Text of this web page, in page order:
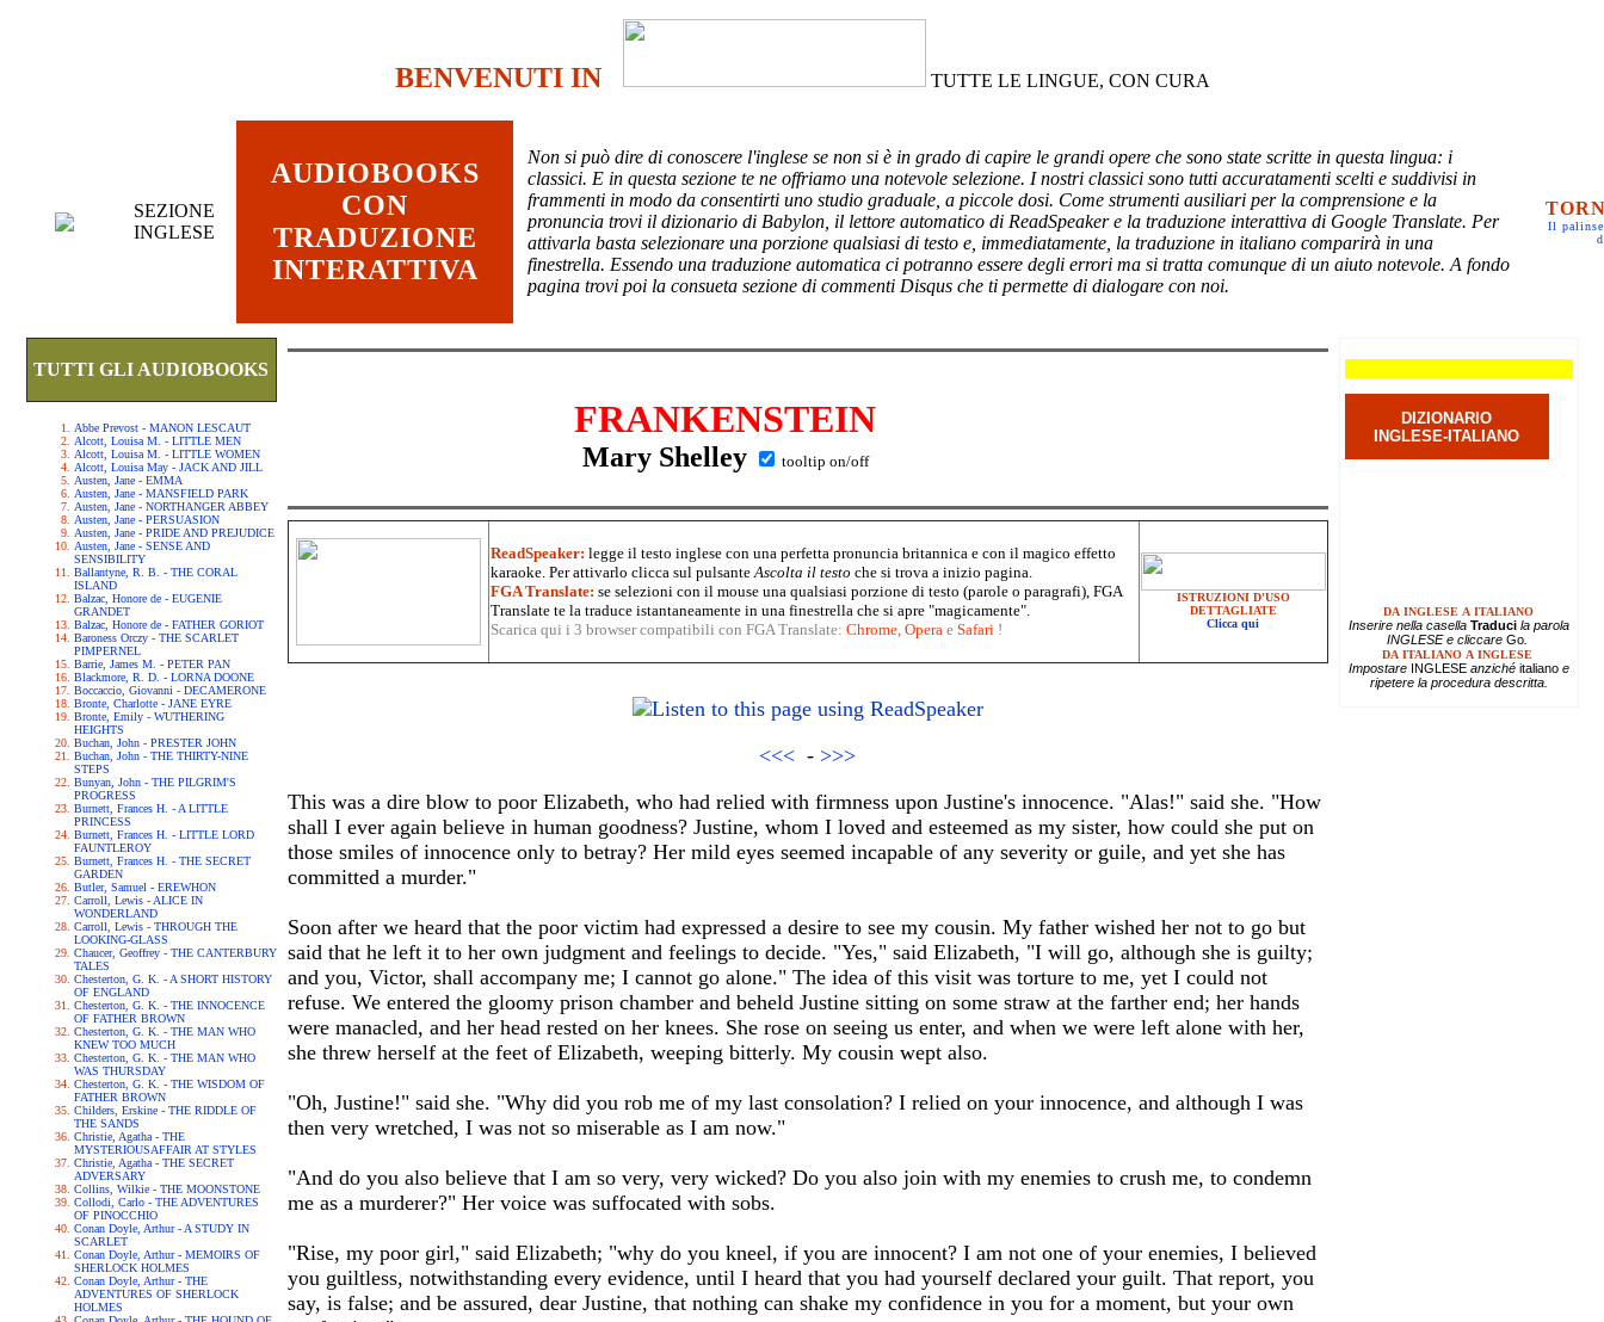
BENVENUTI IN TUTTE LE LINGUE, CON CURA
SEZIONE
INGLESE
AUDIOBOOKS
CON
TRADUZIONE
INTERATTIVA
Non si può dire di conoscere l'inglese se non si è in grado di capire le grandi opere che sono state scritte in questa lingua: i
classici. E in questa sezione te ne offriamo una notevole selezione. I nostri classici sono tutti accuratamenti scelti e suddivisi in
frammenti in modo da consentirti uno studio graduale, a piccole dosi. Come strumenti ausiliari per la comprensione e la
pronuncia trovi il dizionario di Babylon, il lettore automatico di ReadSpeaker e la traduzione interattiva di Google Translate. Per
attivarla basta selezionare una porzione qualsiasi di testo e, immediatamente, la traduzione in italiano comparirà in una
finestrella. Essendo una traduzione automatica ci potranno essere degli errori ma si tratta comunque di un aiuto notevole. A fondo
pagina trovi poi la consueta sezione di commenti Disqus che ti permette di dialogare con noi.
Il
TUTTI GLI AUDIOBOOKS
Abbe Prevost - MANON LESCAUT
Alcott, Louisa M. - LITTLE MEN
Alcott, Louisa M. - LITTLE WOMEN
Alcott, Louisa May - JACK AND JILL
Austen, Jane - EMMA
Austen, Jane - MANSFIELD PARK
Austen, Jane - NORTHANGER ABBEY
Austen, Jane - PERSUASION
Austen, Jane - PRIDE AND PREJUDICE
Austen, Jane - SENSE AND
SENSIBILITY
Ballantyne, R. B. - THE CORAL
ISLAND
Balzac, Honore de - EUGENIE
GRANDET
Balzac, Honore de - FATHER GORIOT
Baroness Orczy - THE SCARLET
PIMPERNEL
Barrie, James M. - PETER PAN
Blackmore, R. D. - LORNA DOONE
Boccaccio, Giovanni - DECAMERONE
Bronte, Charlotte - JANE EYRE
Bronte, Emily - WUTHERING
HEIGHTS
Buchan, John - PRESTER JOHN
Buchan, John - THE THIRTY-NINE
STEPS
Bunyan, John - THE PILGRIM'S
PROGRESS
Burnett, Frances H. - A LITTLE
PRINCESS
Burnett, Frances H. - LITTLE LORD
FAUNTLEROY
Burnett, Frances H. - THE SECRET
GARDEN
Butler, Samuel - EREWHON
Carroll, Lewis - ALICE IN
WONDERLAND
Carroll, Lewis - THROUGH THE
LOOKING-GLASS
Chaucer, Geoffrey - THE CANTERBURY
TALES
Chesterton, G. K. - A SHORT HISTORY
OF ENGLAND
Chesterton, G. K. - THE INNOCENCE
OF FATHER BROWN
Chesterton, G. K. - THE MAN WHO
KNEW TOO MUCH
Chesterton, G. K. - THE MAN WHO
WAS THURSDAY
Chesterton, G. K. - THE WISDOM OF
FATHER BROWN
Childers, Erskine - THE RIDDLE OF
THE SANDS
Christie, Agatha - THE
MYSTERIOUSAFFAIR AT STYLES
Christie, Agatha - THE SECRET
ADVERSARY
Collins, Wilkie - THE MOONSTONE
Collodi, Carlo - THE ADVENTURES
OF PINOCCHIO
Conan Doyle, Arthur - A STUDY IN
SCARLET
Conan Doyle, Arthur - MEMOIRS OF
SHERLOCK HOLMES
Conan Doyle, Arthur - THE
ADVENTURES OF SHERLOCK
HOLMES
FRANKENSTEIN
Mary Shelley tooltip on/off
ReadSpeaker: legge il testo inglese con una perfetta pronuncia britannica e con il magico effetto
karaoke. Per attivarlo clicca sul pulsanteAscolta il testo che si trova a inizio pagina.
FGA Translate: se selezioni con il mouse una qualsiasi porzione di testo (parole o paragrafi), FGA
Translate te la traduce istantaneamente in una finestrella che si apre "magicamente".
Scarica qui i 3 browser compatibili con FGA Translate: Chrome, Operae Safari !
ISTRUZIONI D'USO
DETTAGLIATE
Clicca qui
<<< - >>>
This was a dire blow to poor Elizabeth, who had relied with firmness upon Justine's innocence. "Alas!" said she. "How
shall I ever again believe in human goodness? Justine, whom I loved and esteemed as my sister, how could she put on
those smiles of innocence only to betray? Her mild eyes seemed incapable of any severity or guile, and yet she has
committed a murder."
Soon after we heard that the poor victim had expressed a desire to see my cousin. My father wished her not to go but
said that he left it to her own judgment and feelings to decide. "Yes," said Elizabeth, "I will go, although she is guilty;
and you, Victor, shall accompany me; I cannot go alone." The idea of this visit was torture to me, yet I could not
refuse. We entered the gloomy prison chamber and beheld Justine sitting on some straw at the farther end; her hands
were manacled, and her head rested on her knees. She rose on seeing us enter, and when we were left alone with her,
she threw herself at the feet of Elizabeth, weeping bitterly. My cousin wept also.
"Oh, Justine!" said she. "Why did you rob me of my last consolation? I relied on your innocence, and although I was
then very wretched, I was not so miserable as I am now."
"And do you also believe that I am so very, very wicked? Do you also join with my enemies to crush me, to condemn
me as a murderer?" Her voice was suffocated with sobs.
"Rise, my poor girl," said Elizabeth; "why do you kneel, if you are innocent? I am not one of your enemies, I believed
you guiltless, notwithstanding every evidence, until I heard that you had yourself declared your guilt. That report, you
say, is false; and be assured, dear Justine, that nothing can shake my confidence in you for a moment, but your own
DIZIONARIO
INGLESE-ITALIANO
DA INGLESE A ITALIANO
Inserire nella casella Traducila parola
INGLESE e cliccare Go.
DA ITALIANO A INGLESE
Impostare INGLESEanziché italianoe
ripetere la procedura descritta.